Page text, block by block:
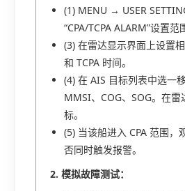
(1) MENU → USER
“CPA/TCPA ALARM”设置范
(3) 在雷达显示界面上设置
和 TCPA 时间。
(4) 在 AIS 目标列表中选一
MMSI、COG、SOG。在雷
标。
(5) 当该船进入 CPA 范围，
否同时触发报警。
2. 模拟故障测试：